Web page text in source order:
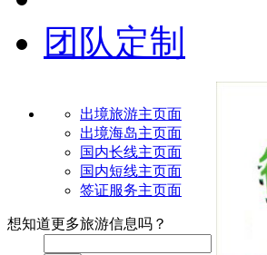
团队定制
出境旅游主页面
出境海岛主页面
国内长线主页面
国内短线主页面
签证服务主页面
想知道更多旅游信息吗？